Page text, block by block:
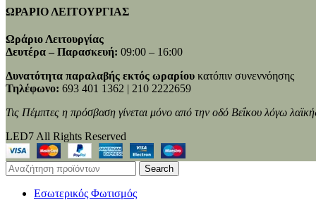
ΩΡΑΡΙΟ ΛΕΙΤΟΥΡΓΙΑΣ
Ωράριο Λειτουργίας
Δευτέρα – Παρασκευή: 09:00 – 16:00
Δυνατότητα παραλαβής εκτός ωραρίου κατόπιν συνεννόησης
Τηλέφωνο: 693 401 1362 | 210 2222659
Τις Πέμπτες η πρόσβαση γίνεται μόνο από την οδό Βεΐκου λόγω
LED7 All Rights Reserved
Search
Εσωτερικός Φωτισμός